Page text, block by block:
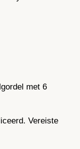
met 6
Vereiste